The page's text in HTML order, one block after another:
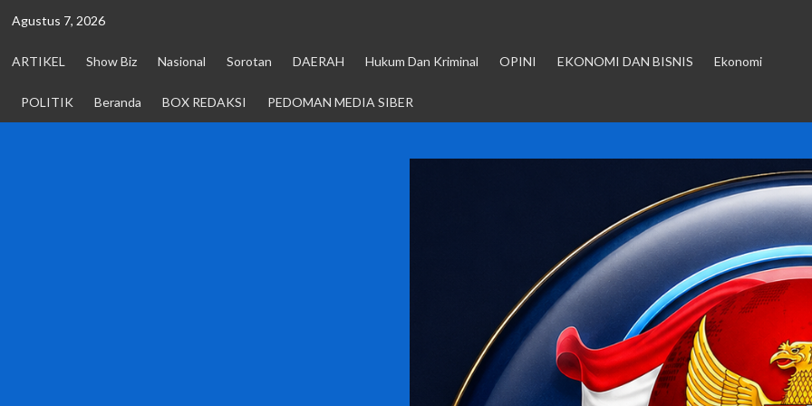
content
Agustus 7, 2026
ARTIKEL Show Biz Nasional Sorotan DAERAH Hukum Dan Kriminal OPINI EKONOMI DAN BISNIS Ekonomi
POLITIK Beranda BOX REDAKSI PEDOMAN MEDIA SIBER